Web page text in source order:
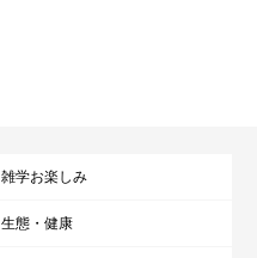
雑学お楽しみ
生態・健康